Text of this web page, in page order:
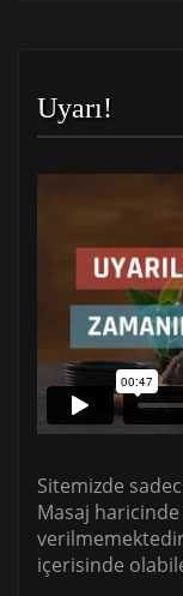
Uyarı!
Sitemizde
Masaj
içerisinde